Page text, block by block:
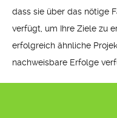
dass sie über das nötige
verfügt, um Ihre Ziele zu
erfolgreich ähnliche
nachweisbare Erfolge